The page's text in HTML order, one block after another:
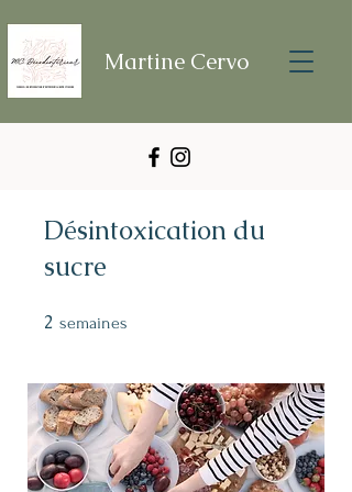
Martine Cervo
Désintoxication du
sucre
2 semaines